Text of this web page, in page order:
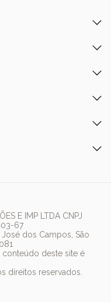
E IMP LTDA CNPJ
67
José dos Campos, São
deste site é
direitos reservados.